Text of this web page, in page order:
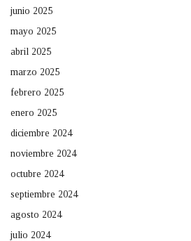
junio 2025
mayo 2025
abril 2025
marzo 2025
febrero 2025
enero 2025
diciembre 2024
noviembre 2024
octubre 2024
septiembre 2024
agosto 2024
julio 2024